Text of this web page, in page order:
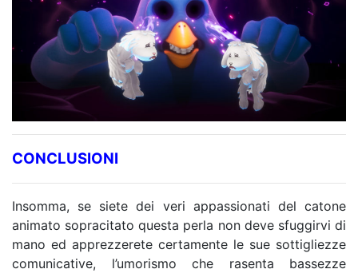
CONCLUSIONI
Insomma, se siete dei veri appassionati del catone
animato sopracitato questa perla non deve sfuggirvi di
mano ed apprezzerete certamente le sue sottigliezze
comunicative, l’umorismo che rasenta bassezze